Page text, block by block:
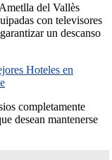
del Vallès
con televisores
un descanso
Hoteles en
completamente
desean mantenerse